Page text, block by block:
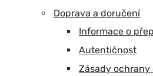
Doprava a doručení
Informace o
Autentičnost
Zásady